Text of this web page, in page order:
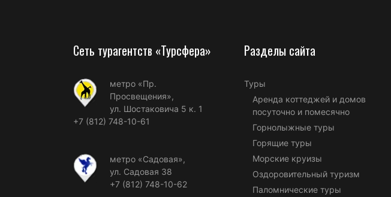
Сеть турагентств «Турсфера»
метро «Пр.
Просвещения»,
ул. Шостаковича 5 к. 1
+7 (812) 748-10-61
метро «Садовая»,
ул. Садовая 38
+7 (812) 748-10-62
Разделы сайта
Туры
Аренда коттеджей и домов
посуточно и помесячно
Горнолыжные туры
Горящие туры
Морские круизы
Оздоровительный туризм
Паломнические туры